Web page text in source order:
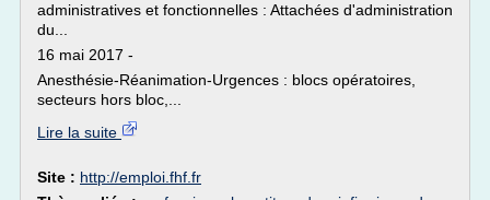
administratives et fonctionnelles : Attachées d'administration
du...
16 mai 2017 -
Anesthésie-Réanimation-Urgences : blocs opératoires,
secteurs hors bloc,...
Lire la suite
Site : http://emploi.fhf.fr